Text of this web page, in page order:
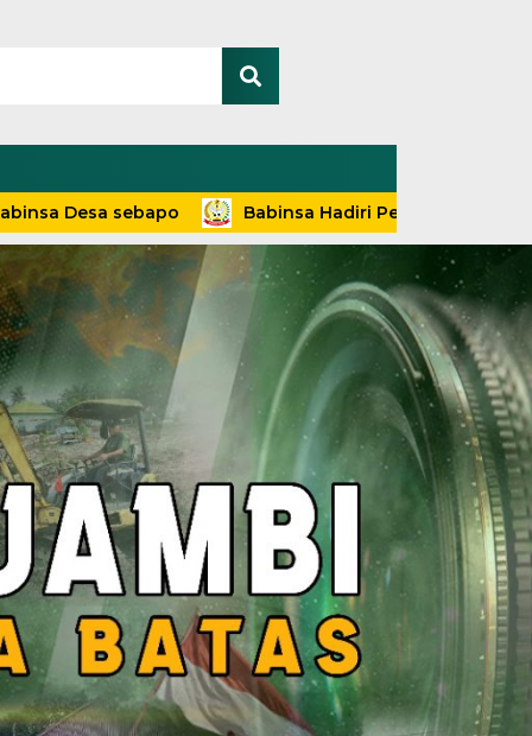
sebapo Babinsa Hadiri Penyuluhan dan